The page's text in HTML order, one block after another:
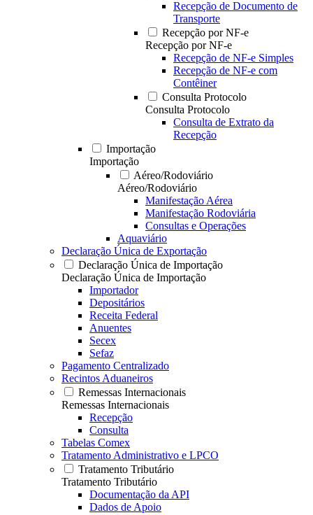
Recepção de Documento de
Transporte
Recepção por NF-e
Recepção por NF-e
Recepção de NF-e Simples
Recepção de NF-e com
Contêiner
Consulta Protocolo
Consulta Protocolo
Consulta de Extrato da
Recepção
Importação
Importação
Aéreo/Rodoviário
Aéreo/Rodoviário
Manifestação Aérea
Manifestação Rodoviária
Consultas e Operações
Aquaviário
Declaração Única de Exportação
Declaração Única de Importação
Declaração Única de Importação
Importador
Depositários
Receita Federal
Anuentes
Secex
Sefaz
Pagamento Centralizado
Recintos Aduaneiros
Remessas Internacionais
Remessas Internacionais
Recepção
Consulta
Tabelas Comex
Tratamento Administrativo e LPCO
Tratamento Tributário
Tratamento Tributário
Documentação da API
Dados de Apoio